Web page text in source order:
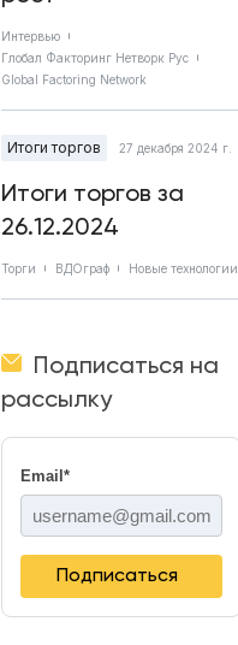
Интервью
Глобал Факторинг Нетворк Рус
Global Factoring Network
Итоги торгов 27 декабря 2024 г.
Итоги торгов за
26.12.2024
Торги ВДОграф Новые технологии
Подписаться на
рассылку
Email *
Подписаться